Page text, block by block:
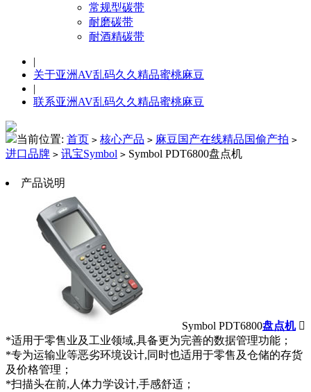
常规型碳带
耐磨碳带
耐酒精碳带
|
关于亚洲AV乱码久久精品蜜桃麻豆
|
联系亚洲AV乱码久久精品蜜桃麻豆
当前位置: 首页 > 核心产品 > 麻豆国产在线精品国偷产拍 >
进口品牌 > 讯宝Symbol > Symbol PDT6800盘点机
产品说明
Symbol PDT6800盘点机
*适用于零售业及工业领域,具备更为完善的数据管理功能；
*专为运输业等恶劣环境设计,同时也适用于零售及仓储的存货
及价格管理；
*扫描头在前,人体力学设计,手感舒适；